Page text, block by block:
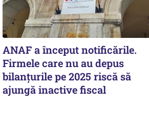
ANAF a început notificările.
Firmele care nu au depus
bilanțurile pe 2025 riscă să
ajungă inactive fiscal